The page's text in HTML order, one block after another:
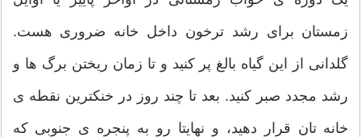
زمستان برای رشد ترخون داخل خانه ضروری هست.
گلدانی از این گیاه بالغ پر کنید و تا زمان ریختن برگ ها و
رشد مجدد صبر کنید. بعد تا چند روز در خنکترین نقطه ی
خانه تان قرار دهید، و نهایتا رو به پنجره ی جنوبی که